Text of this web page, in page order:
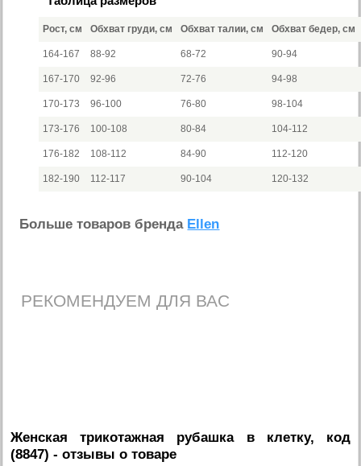
Рост, см Обхват груди, см Обхват талии, см Обхват бедер, см
164-167 88-92 68-72 90-94
167-170 92-96 72-76 94-98
170-173 96-100 76-80 98-104
173-176 100-108 80-84 104-112
176-182 108-112 84-90 112-120
182-190 112-117 90-104 120-132
Больше товаров бренда Ellen
РЕКОМЕНДУЕМ ДЛЯ ВАС
Женская трикотажная рубашка в клетку, код
(8847) - отзывы о товаре